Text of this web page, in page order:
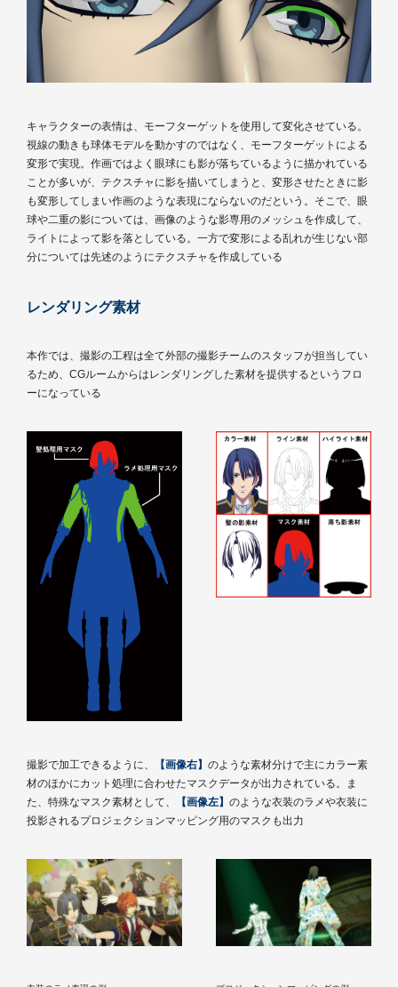
キャラクターの表情は、モーフターゲットを使用して変化させている。
視線の動きも球体モデルを動かすのではなく、モーフターゲットによる
変形で実現。作画ではよく眼球にも影が落ちているように描かれている
ことが多いが、テクスチャに影を描いてしまうと、変形させたときに影
も変形してしまい作画のような表現にならないのだという。そこで、眼
球や二重の影については、画像のような影専用のメッシュを作成して、
ライトによって影を落としている。一方で変形による乱れが生じない部
分については先述のようにテクスチャを作成している
レンダリング素材
本作では、撮影の工程は全て外部の撮影チームのスタッフが担当してい
るため、CGルームからはレンダリングした素材を提供するというフロ
ーになっている
撮影で加工できるように、 【画像右】 のような素材分けで主にカラー素
材のほかにカット処理に合わせたマスクデータが出力されている。ま
た、特殊なマスク素材として、
【画像左】 のような衣装のラメや衣装に
投影されるプロジェクションマッピング用のマスクも出力